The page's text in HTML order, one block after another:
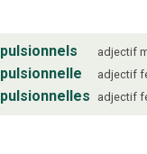
pulsionnels adjectif
pulsionnelle adjectif
pulsionnelles adjectif